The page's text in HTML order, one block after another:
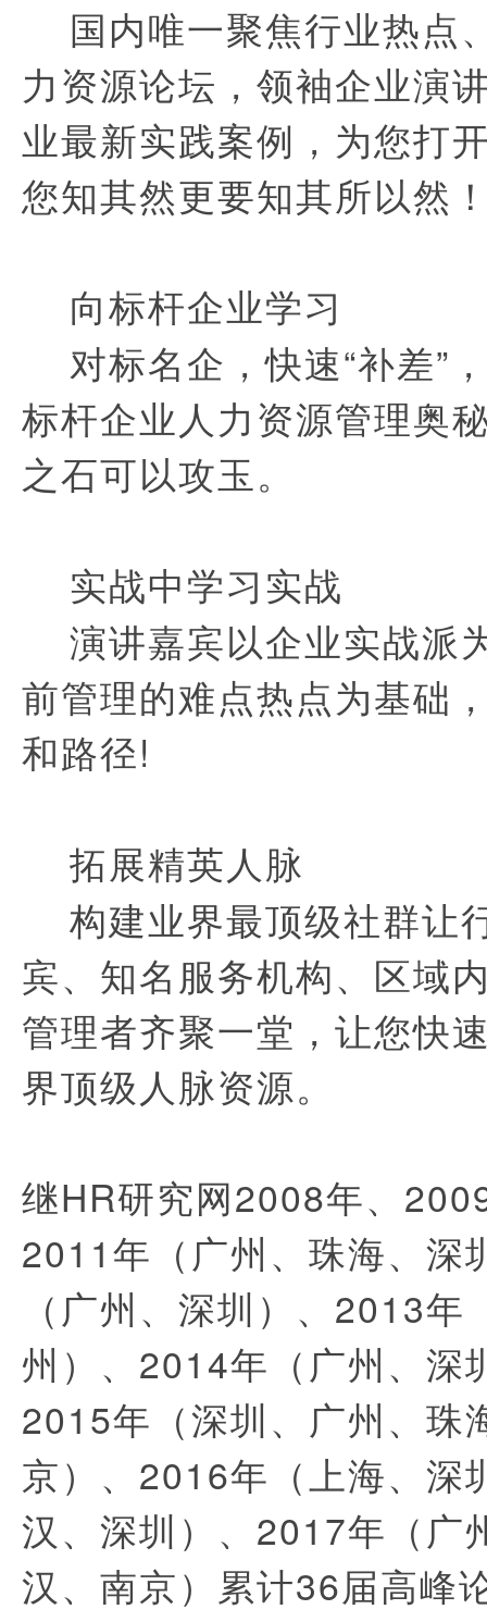
国内唯一聚焦行业热点
力资源论坛，领袖企业演
业最新实践案例，为您打
您知其然更要知其所以然
向标杆企业学习
对标名企，快速“补差”
标杆企业人力资源管理奥
之石可以攻玉。
实战中学习实战
演讲嘉宾以企业实战派
前管理的难点热点为基础
和路径!
拓展精英人脉
构建业界最顶级社群让
宾、知名服务机构、区域
管理者齐聚一堂，让您快
界顶级人脉资源。
继HR研究网2008年、
2011年（广州、珠海、深
（广州、深圳）、2013年
州）、2014年（广州、深
2015年（深圳、广州、珠
京）、2016年（上海、深
汉、深圳）、2017年（广
汉、南京）累计36届高峰